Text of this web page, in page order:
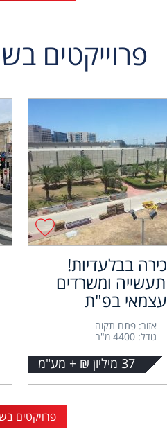
פרוייקטים
בבלעדיות!
תעשייה ומשרדים
עצמאי בפ"ת
אזור: פתח תקוה
גודל: 4400 מ"ר
37 מיליון ₪ + מע"מ
פרויקטים